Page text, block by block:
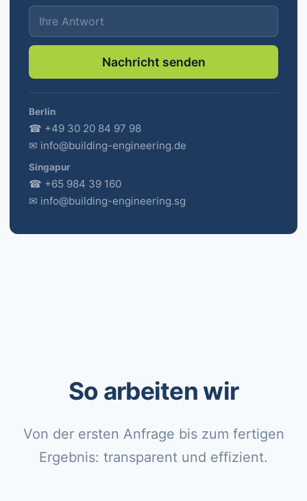
Nachricht senden
Berlin
☎ +49 30 20 84 97 98
✉ info@building-engineering.de
Singapur
☎ +65 984 39 160
✉ info@building-engineering.sg
So arbeiten wir
Von der ersten Anfrage bis zum fertigen
Ergebnis: transparent und effizient.